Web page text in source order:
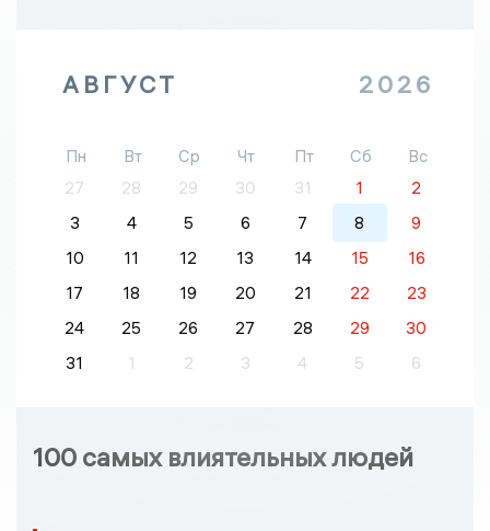
АВГУСТ 2026
Пн Вт Ср Чт Пт Сб
Вс
27
28 29 30 31 1
2
3
4 5 6 7 8
9
10
11 12 13 14 15
16
17
18 19 20 21 22
23
24
25 26 27 28 29
30
31
1 2 3 4 5 6
100 самых влиятельных людей